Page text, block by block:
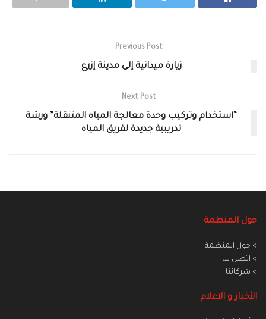
Previous Post
زيارة ميدانية إلى مدينة إزرع
Next Post
“استخدام وتركيب وحدة معالجة المياه المتنقلة” ورشة
تدريبية جديدة لفريق المياه
حول المنظمة
> حول المنظمة
> اتصل بنا
> شركائنا
الأخبار و الاعلام